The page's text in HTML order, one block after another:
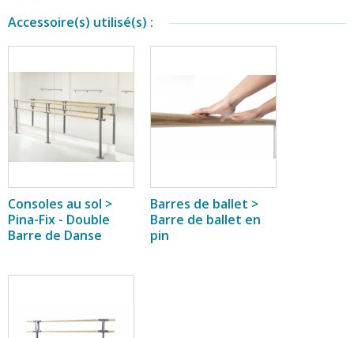
Accessoire(s) utilisé(s) :
Consoles au sol >
Pina-Fix - Double
Barre de Danse
Barres de ballet >
Barre de ballet en
pin